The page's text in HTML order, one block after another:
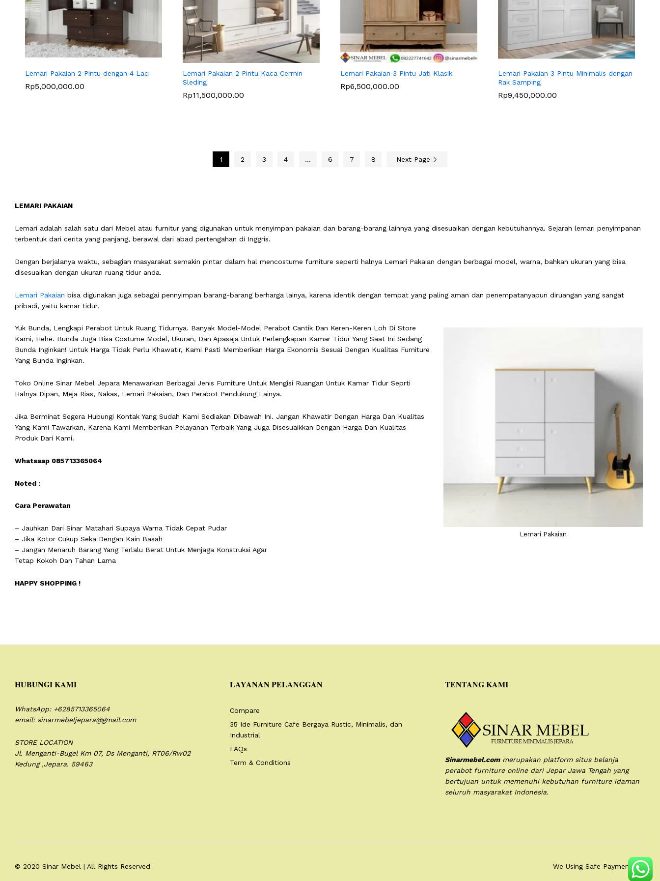
Lemari Pakaian 2 Pintu dengan 4 Laci
Rp5,000,000.00
Rp5,000,000.00
Lemari Pakaian 2 Pintu Kaca Cermin
Sleding
Rp11,500,000.00
Rp11,500,000.00
Lemari Pakaian 3 Pintu Jati Klasik
Rp6,500,000.00
Rp6,500,000.00
Lemari Pakaian 3 Pintu Minimalis dengan
Rak Samping
Rp9,450,000.00
Rp9,450,000.00
1 2 3 4 … 6 7 8 Next Page
LEMARI PAKAIAN
Lemari adalah salah satu dari Mebel atau furnitur yang digunakan untuk menyimpan pakaian dan barang-barang lainnya yang disesuaikan dengan kebutuhannya. Sejarah lemari penyimpanan
terbentuk dari cerita yang panjang, berawal dari abad pertengahan di Inggris.
Dengan berjalanya waktu, sebagian masyarakat semakin pintar dalam hal mencostume furniture seperti halnya Lemari Pakaian dengan berbagai model, warna, bahkan ukuran yang bisa
disesuaikan dengan ukuran ruang tidur anda.
Lemari Pakaian bisa digunakan juga sebagai pennyimpan barang-barang berharga lainya, karena identik dengan tempat yang paling aman dan penempatanyapun diruangan yang sangat
pribadi, yaitu kamar tidur.
Lemari Pakaian
Yuk Bunda, Lengkapi Perabot Untuk Ruang Tidurnya. Banyak Model-Model Perabot Cantik Dan Keren-Keren Loh Di Store
Kami, Hehe. Bunda Juga Bisa Costume Model, Ukuran, Dan Apasaja Untuk Perlengkapan Kamar Tidur Yang Saat Ini Sedang
Bunda Inginkan! Untuk Harga Tidak Perlu Khawatir, Kami Pasti Memberikan Harga Ekonomis Sesuai Dengan Kualitas Furniture
Yang Bunda Inginkan.
Toko Online Sinar Mebel Jepara Menawarkan Berbagai Jenis Furniture Untuk Mengisi Ruangan Untuk Kamar Tidur Seprti
Halnya Dipan, Meja Rias, Nakas, Lemari Pakaian, Dan Perabot Pendukung Lainya.
Jika Berminat Segera Hubungi Kontak Yang Sudah Kami Sediakan Dibawah Ini. Jangan Khawatir Dengan Harga Dan Kualitas
Yang Kami Tawarkan, Karena Kami Memberikan Pelayanan Terbaik Yang Juga Disesuaikkan Dengan Harga Dan Kualitas
Produk Dari Kami.
Whatsaap 085713365064
Noted :
Cara Perawatan
– Jauhkan Dari Sinar Matahari Supaya Warna Tidak Cepat Pudar
– Jika Kotor Cukup Seka Dengan Kain Basah
– Jangan Menaruh Barang Yang Terlalu Berat Untuk Menjaga Konstruksi Agar
Tetap Kokoh Dan Tahan Lama
HAPPY SHOPPING !
HUBUNGI KAMI
WhatsApp: +6285713365064
email: sinarmebeljepara@gmail.com
STORE LOCATION
Jl. Menganti-Bugel Km 07, Ds Menganti, RT06/Rw02
Kedung ,Jepara. 59463
LAYANAN PELANGGAN
Compare
35 Ide Furniture Cafe Bergaya Rustic, Minimalis, dan
Industrial
FAQs
Term & Conditions
TENTANG KAMI
Sinarmebel.commerupakan platform situs belanja
perabot furniture online dari Jepar Jawa Tengah yang
bertujuan untuk memenuhi kebutuhan furniture idaman
seluruh masyarakat Indonesia.
© 2020 Sinar Mebel | All Rights Reserved We Using Safe Payment For